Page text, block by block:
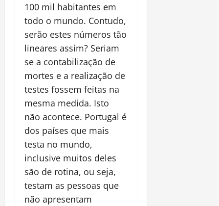
100 mil habitantes em
todo o mundo. Contudo,
serão estes números tão
lineares assim? Seriam
se a contabilização de
mortes e a realização de
testes fossem feitas na
mesma medida. Isto
não acontece. Portugal é
dos países que mais
testa no mundo,
inclusive muitos deles
são de rotina, ou seja,
testam as pessoas que
não apresentam